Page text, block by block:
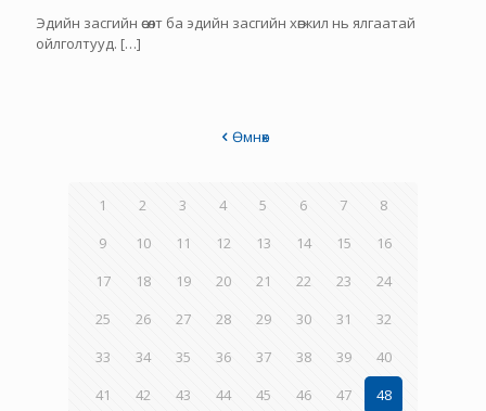
Эдийн засгийн өсөлт ба эдийн засгийн хөгжил нь ялгаатай
ойлголтууд. […]
Өмнөх
1 2 3 4 5 6 7
8
9
10 11 12 13 14 15
16
17
18 19 20 21 22 23
24
25
26 27 28 29 30 31
32
33
34 35 36 37 38 39
40
41
42 43 44 45 46 47 48